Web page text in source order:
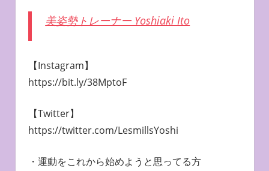
美姿勢トレーナー Yoshiaki Ito
【Instagram】
https://bit.ly/38MptoF
【Twitter】
https://twitter.com/LesmillsYoshi
・運動をこれから始めようと思ってる方